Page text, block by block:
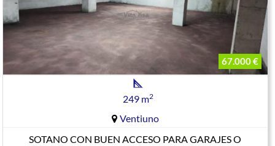
67.000 €
249 m2
Ventiuno
SOTANO CON BUEN ACCESO PARA GARAJES O